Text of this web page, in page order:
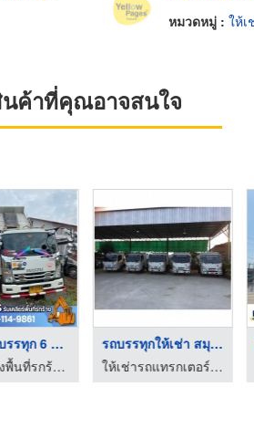
หมวดหมู่ : ให้เ
ค้าที่คุณอาจสนใจ
ให้เช่ารถบรรทุก 6 ล้ ...
รับเคลียริ่งพื้นที่รกร้าง ปทุมธานี - โชคทรัพย์อภิชัย
รถบรรทุกให้เช่า สมุท ...
ให้เช่ารถแทรกเตอร์ - ไอ.ที.วาย.การโยธา